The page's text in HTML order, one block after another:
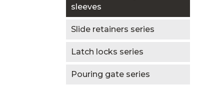
sleeves
Slide retainers series
Latch locks series
Pouring gate series